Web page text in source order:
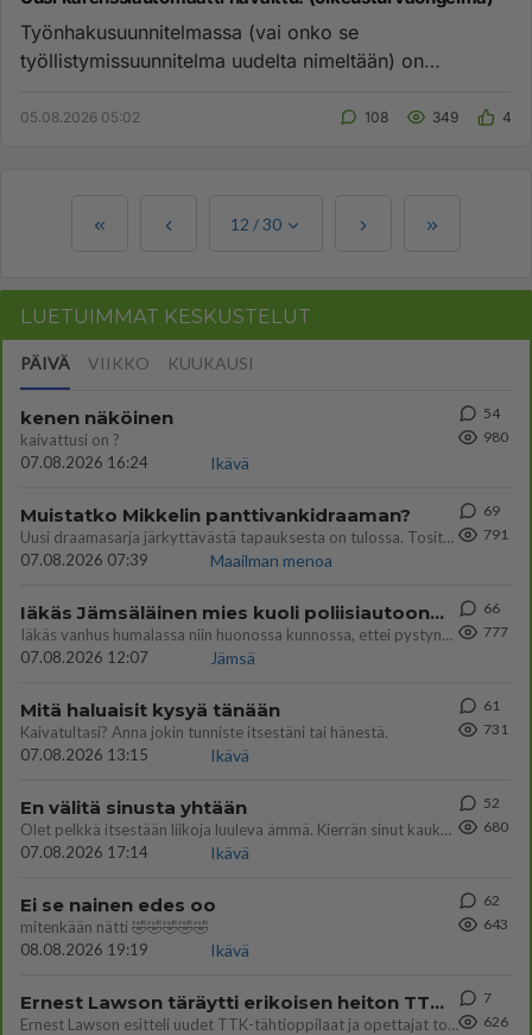
Työnhakusuunnitelmassa (vai onko se
työllistymissuunnitelma uudelta nimeltään) on
05.08.2026 05:02 108 349 4
12 /30
LUETUIMMAT KESKUSTELUT
PÄIVÄ VIIKKO KUUKAUSI
kenen näköinen
kaivattusi on ?
07.08.2026 16:24
Ikävä
54
980
Muistatko Mikkelin panttivankidraaman?
Uusi draamasarja järkyttävästä tapauksesta on tulossa. Tositapahtumiin perustuva sarja ammentaa vuoden 1986 Mikkelin pan
07.08.2026 07:39
Maailman menoa
69
791
Iäkäs Jämsäläinen mies kuoli poliisiautoon matkalla Jyväskylän putkaan
Iäkäs vanhus humalassa niin huonossa kunnossa, ettei pystynyt huolehtimaan itsestään niin ainoa apu sillä hetkellä oli
07.08.2026 12:07
Jämsä
66
777
Mitä haluaisit kysyä tänään
Kaivatultasi? Anna jokin tunniste itsestäni tai hänestä.
07.08.2026 13:15
Ikävä
61
731
En välitä sinusta yhtään
Olet pelkkä itsestään liikoja luuleva ämmä. Kierrän sinut kaukaa nyt ja aina. Olit mulle pelkkä lelu vaan.
07.08.2026 17:14
Ikävä
52
680
Ei se nainen edes oo
mitenkään nätti 🤣🤣🤣🤣🤣
08.08.2026 19:19
Ikävä
62
643
Ernest Lawson täräytti erikoisen heiton TTK-lehdistötilaisuudessa: " Onko tässä tarkoituksena...?"
Ernest Lawson esitteli uudet TTK-tähtioppilaat ja opettajat torstaina 6.8. lehdistölle. Tulevalla kaudella on yksi hausk
7
626